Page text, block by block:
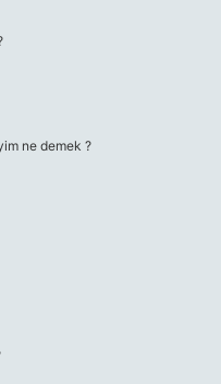
ne demek ?